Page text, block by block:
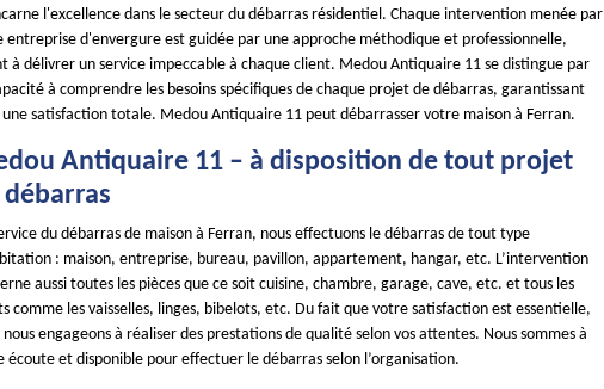
l'excellence dans le secteur du débarras résidentiel. Chaque intervention menée par
entreprise d'envergure est guidée par une approche méthodique et professionnelle,
à délivrer un service impeccable à chaque client. Medou Antiquaire 11 se distingue par
à comprendre les besoins spécifiques de chaque projet de débarras, garantissant
une satisfaction totale. Medou Antiquaire 11 peut débarrasser votre maison à Ferran.
Antiquaire 11 – à disposition de tout projet
débarras
du débarras de maison à Ferran, nous effectuons le débarras de tout type
: maison, entreprise, bureau, pavillon, appartement, hangar, etc. L’intervention
aussi toutes les pièces que ce soit cuisine, chambre, garage, cave, etc. et tous les
comme les vaisselles, linges, bibelots, etc. Du fait que votre satisfaction est essentielle,
nous engageons à réaliser des prestations de qualité selon vos attentes. Nous sommes à
écoute et disponible pour effectuer le débarras selon l’organisation.